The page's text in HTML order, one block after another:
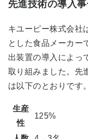
先進技術の導入事
キユーピー株式会社
とした食品メーカー
出装置の導入によっ
取り組みました。先
は以下のとおりです。
生産
性
125%